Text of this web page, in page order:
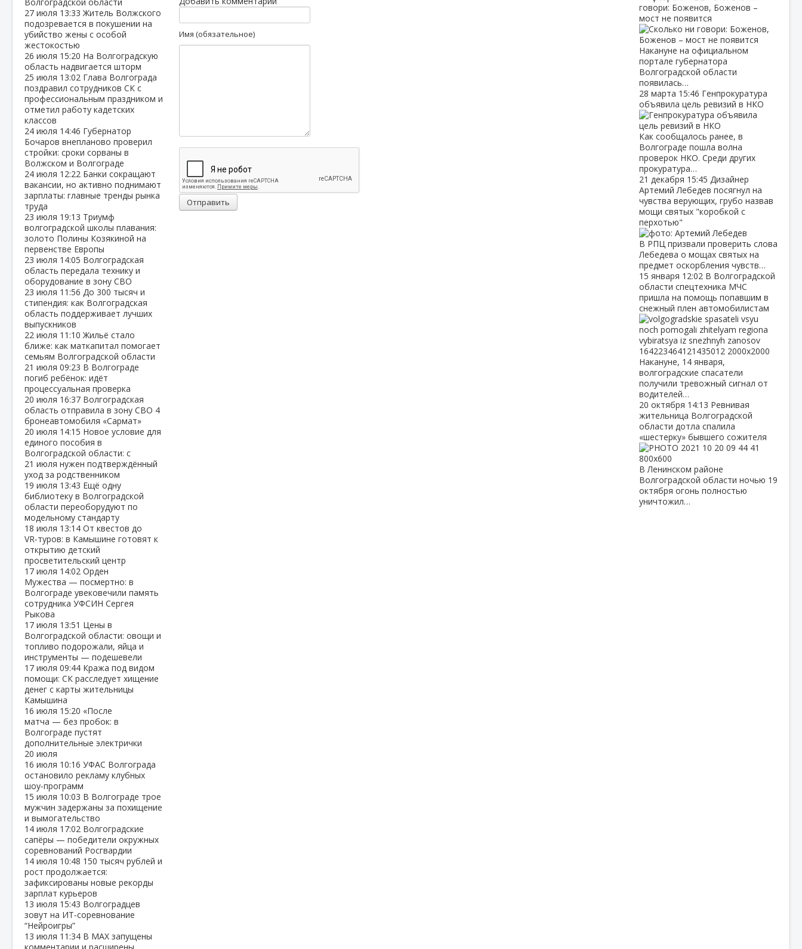
27 июля 13:33Житель Волжского
подозревается в покушении на
убийство жены с особой
жестокостью
26 июля 15:20 На Волгоградскую
область надвигается шторм
25 июля 13:02 Глава Волгограда
поздравил сотрудников СК с
профессиональным праздником и
отметил работу кадетских
классов
24 июля 14:46 Губернатор
Бочаров внепланово проверил
стройки: сроки сорваны в
Волжском и Волгограде
24 июля 12:22 Банки сокращают
вакансии, но активно поднимают
зарплаты: главные тренды рынка
труда
23 июля 19:13 Триумф
волгоградской школы плавания:
золото Полины Козякиной на
первенстве Европы
23 июля 14:05 Волгоградская
область передала технику и
оборудование в зону СВО
23 июля 11:56 До 300 тысяч и
стипендия: как Волгоградская
область поддерживает лучших
выпускников
22 июля 11:10Жильё стало
ближе: как маткапитал помогает
семьям Волгоградской области
21 июля 09:23 В Волгограде
погиб ребёнок: идёт
процессуальная проверка
20 июля 16:37 Волгоградская
область отправила в зону СВО 4
бронеавтомобиля «Сармат»
20 июля 14:15 Новое условие для
единого пособия в
Волгоградской области: с
21 июля нужен подтверждённый
уход за родственником
19 июля 13:43 Ещё одну
библиотеку в Волгоградской
области переоборудуют по
модельному стандарту
18 июля 13:14 От квестов до
VR‑туров: в Камышине готовят к
открытию детский
просветительский центр
17 июля 14:02 Орден
Мужества — посмертно: в
Волгограде увековечили память
сотрудника УФСИН Сергея
Рыкова
17 июля 13:51 Цены в
Волгоградской области: овощи и
топливо подорожали, яйца и
инструменты — подешевели
17 июля 09:44 Кража под видом
помощи: СК расследует хищение
денег с карты жительницы
Камышина
16 июля 15:20 «После
матча — без пробок: в
Волгограде пустят
дополнительные электрички
20 июля
16 июля 10:16 УФАС Волгограда
остановило рекламу клубных
шоу‑программ
15 июля 10:03 В Волгограде трое
мужчин задержаны за похищение
и вымогательство
14 июля 17:02 Волгоградские
сапёры — победители окружных
соревнований Росгвардии
14 июля 10:48 150 тысяч рублей и
рост продолжается:
зафиксированы новые рекорды
зарплат курьеров
13 июля 15:43 Волгоградцев
зовут на ИТ‑соревнование
“Нейроигры”
13 июля 11:34 В МАХ запущены
Имя (обязательное)
Отправить
говори: Боженов, Боженов –
мост не появится
Накануне на официальном
портале губернатора
Волгоградской области
появилась…
28 марта 15:46 Генпрокуратура
объявила цель ревизий в НКО
Как сообщалось ранее, в
Волгограде пошла волна
проверок НКО. Среди других
прокуратура…
21 декабря 15:45 Дизайнер
Артемий Лебедев посягнул на
чувства верующих, грубо назвав
мощи святых "коробкой с
перхотью"
В РПЦ призвали проверить слова
Лебедева о мощах святых на
предмет оскорбления чувств…
15 января 12:02 В Волгоградской
области спецтехника МЧС
пришла на помощь попавшим в
снежный плен автомобилистам
Накануне, 14 января,
волгоградские спасатели
получили тревожный сигнал от
водителей…
20 октября 14:13 Ревнивая
жительница Волгоградской
области дотла спалила
«шестерку» бывшего сожителя
В Ленинском районе
Волгоградской области ночью 19
октября огонь полностью
уничтожил…